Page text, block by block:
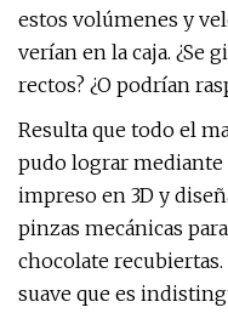
estos volúmenes y
verían en la caja. ¿Se
rectos? ¿O podrían
Resulta que todo el
pudo lograr
impreso en 3D y
pinzas mecánicas
chocolate
suave que es